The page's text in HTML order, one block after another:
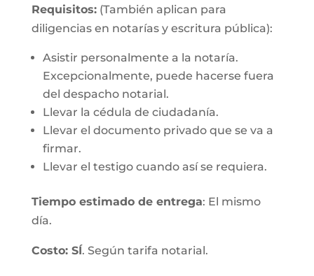
Requisitos:(También aplican para
diligencias en notarías y escritura pública):
Asistir personalmente a la notaría.
Excepcionalmente, puede hacerse fuera
del despacho notarial.
Llevar la cédula de ciudadanía.
Llevar el documento privado que se va a
firmar.
Llevar el testigo cuando así se requiera.
Tiempo estimado de entrega: El mismo
día.
Costo: SÍ. Según tarifa notarial.